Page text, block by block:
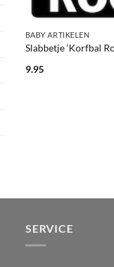
BABY ARTIKELEN
Slabbetje ‘Korfbal
9.95
SERVICE